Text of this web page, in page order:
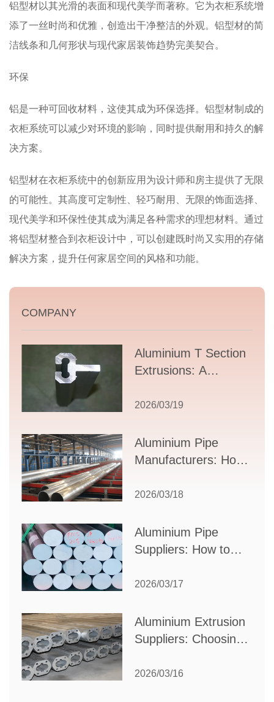
铝型材以其光滑的表面和现代美学而著称。它为衣柜系统增
添了一丝时尚和优雅，创造出干净整洁的外观。铝型材的简
洁线条和几何形状与现代家居装饰趋势完美契合。
环保
铝是一种可回收材料，这使其成为环保选择。铝型材制成的
衣柜系统可以减少对环境的影响，同时提供耐用和持久的解
决方案。
铝型材在衣柜系统中的创新应用为设计师和房主提供了无限
的可能性。其高度可定制性、轻巧耐用、无限的饰面选择、
现代美学和环保性使其成为满足各种需求的理想材料。通过
将铝型材整合到衣柜设计中，可以创建既时尚又实用的存储
解决方案，提升任何家居空间的风格和功能。
COMPANY
Aluminium T Section
Extrusions: A
Guide to Design,
Supplier Selection
2026/03/19
Aluminium Pipe
Manufacturers: How
Partner for Your
2026/03/18
Aluminium Pipe
Suppliers: How to
Partner for Your
2026/03/17
Aluminium Extrusion
Suppliers: Choosing
Your Manufacturing
2026/03/16